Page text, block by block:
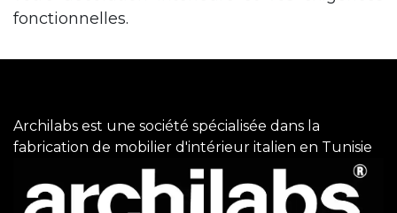
fonctionnelles.
Archilabs est une société spécialisée dans la
fabrication de mobilier d'intérieur italien en Tunisie